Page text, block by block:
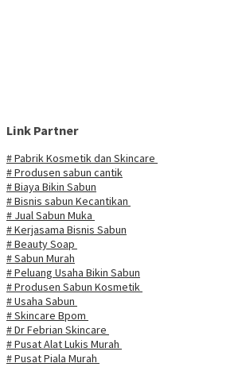
Link Partner
# Pabrik Kosmetik dan Skincare
# Produsen sabun cantik
# Biaya Bikin Sabun
# Bisnis sabun Kecantikan
# Jual Sabun Muka
# Kerjasama Bisnis Sabun
# Beauty Soap
# Sabun Murah
# Peluang Usaha Bikin Sabun
# Produsen Sabun Kosmetik
# Usaha Sabun
# Skincare Bpom
# Dr Febrian Skincare
# Pusat Alat Lukis Murah
# Pusat Piala Murah